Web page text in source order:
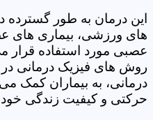
این درمان به طور گسترده
های ورزشی، بیماری های
عصبی مورد استفاده قرار
روش های فیزیک درمانی در
درمانی، به بیماران کمک
حرکتی و کیفیت زندگی خود